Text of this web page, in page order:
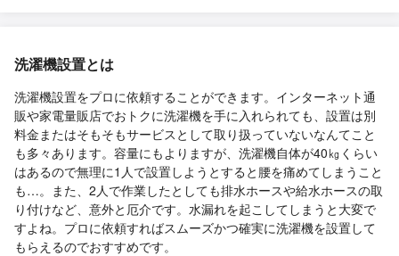
洗濯機設置とは
洗濯機設置をプロに依頼することができます。インターネット通
販や家電量販店でおトクに洗濯機を手に入れられても、設置は別
料金またはそもそもサービスとして取り扱っていないなんてこと
も多々あります。容量にもよりますが、洗濯機自体が40㎏くらい
はあるので無理に1人で設置しようとすると腰を痛めてしまうこと
も…。また、2人で作業したとしても排水ホースや給水ホースの取
り付けなど、意外と厄介です。水漏れを起こしてしまうと大変で
すよね。プロに依頼すればスムーズかつ確実に洗濯機を設置して
もらえるのでおすすめです。